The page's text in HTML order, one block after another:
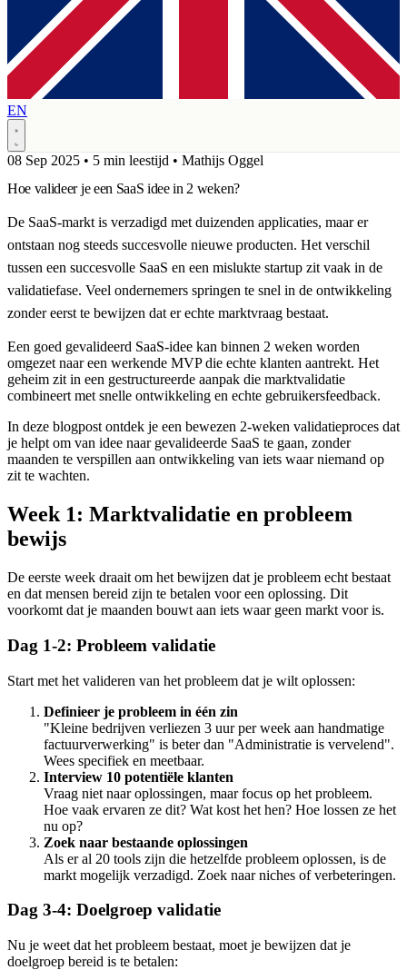
EN
08 Sep 2025 • 5 min leestijd • Mathijs Oggel
Hoe valideer je een SaaS idee in 2 weken?
De SaaS-markt is verzadigd met duizenden applicaties, maar er
ontstaan nog steeds succesvolle nieuwe producten. Het verschil
tussen een succesvolle SaaS en een mislukte startup zit vaak in de
validatiefase. Veel ondernemers springen te snel in de ontwikkeling
zonder eerst te bewijzen dat er echte marktvraag bestaat.
Een goed gevalideerd SaaS-idee kan binnen 2 weken worden
omgezet naar een werkende MVP die echte klanten aantrekt. Het
geheim zit in een gestructureerde aanpak die marktvalidatie
combineert met snelle ontwikkeling en echte gebruikersfeedback.
In deze blogpost ontdek je een bewezen 2-weken validatieproces dat
je helpt om van idee naar gevalideerde SaaS te gaan, zonder
maanden te verspillen aan ontwikkeling van iets waar niemand op
zit te wachten.
Week 1: Marktvalidatie en probleem
bewijs
De eerste week draait om het bewijzen dat je probleem echt bestaat
en dat mensen bereid zijn te betalen voor een oplossing. Dit
voorkomt dat je maanden bouwt aan iets waar geen markt voor is.
Dag 1-2: Probleem validatie
Start met het valideren van het probleem dat je wilt oplossen:
Definieer je probleem in één zin
"Kleine bedrijven verliezen 3 uur per week aan handmatige
factuurverwerking" is beter dan "Administratie is vervelend".
Wees specifiek en meetbaar.
Interview 10 potentiële klanten
Vraag niet naar oplossingen, maar focus op het probleem.
Hoe vaak ervaren ze dit? Wat kost het hen? Hoe lossen ze het
nu op?
Zoek naar bestaande oplossingen
Als er al 20 tools zijn die hetzelfde probleem oplossen, is de
markt mogelijk verzadigd. Zoek naar niches of verbeteringen.
Dag 3-4: Doelgroep validatie
Nu je weet dat het probleem bestaat, moet je bewijzen dat je
doelgroep bereid is te betalen: